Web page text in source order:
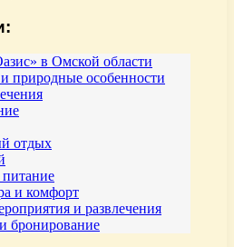
в Омской области
природные особенности
отдых
и комфорт
и развлечения
бронирование